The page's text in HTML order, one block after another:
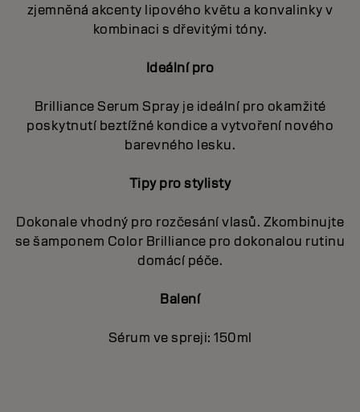
zjemněná akcenty lipového květu a konvalinky v
kombinaci s dřevitými tóny.
Ideální pro
Brilliance Serum Spray je ideální pro okamžité
poskytnutí beztížné kondice a vytvoření nového
barevného lesku.
Tipy pro stylisty
Dokonale vhodný pro rozčesání vlasů. Zkombinujte
se šamponem Color Brilliance pro dokonalou rutinu
domácí péče.
Balení
Sérum ve spreji: 150ml